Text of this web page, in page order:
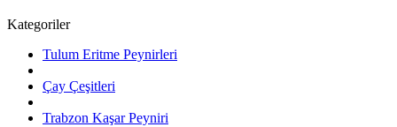
Kategoriler
Tulum Eritme Peynirleri
Çay Çeşitleri
Trabzon Kaşar Peyniri